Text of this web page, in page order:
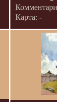
Карта: -